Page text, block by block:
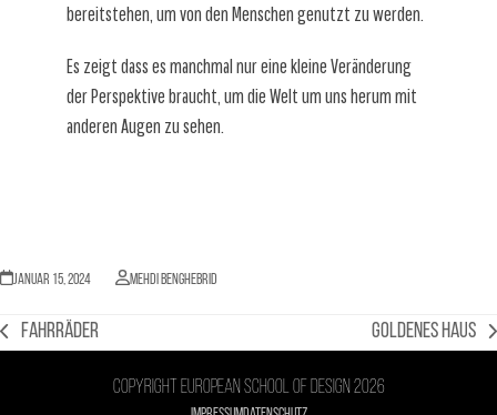
bereitstehen, um von den Menschen genutzt zu werden.
Es zeigt dass es manchmal nur eine kleine Veränderung
der Perspektive braucht, um die Welt um uns herum mit
anderen Augen zu sehen.
Januar 15, 2024 Mehdi Benghebrid
vorheriger
Fahrräder
Nächster
Beitrag:
GOLDENES HAUS
Copyright European school of design 2026